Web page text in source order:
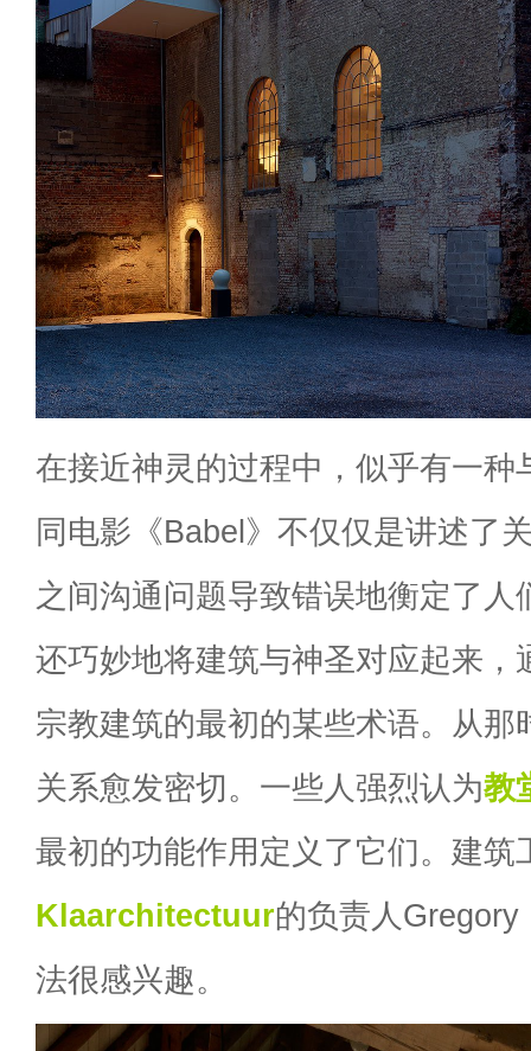
在接近神灵的过程中，似乎有一种
同电影《Babel》不仅仅是讲述了
之间沟通问题导致错误地衡定了人
还巧妙地将建筑与神圣对应起来，
宗教建筑的最初的某些术语。从那
关系愈发密切。一些人强烈认为教
最初的功能作用定义了它们。建筑
Klaarchitectuur的负责人
法很感兴趣。